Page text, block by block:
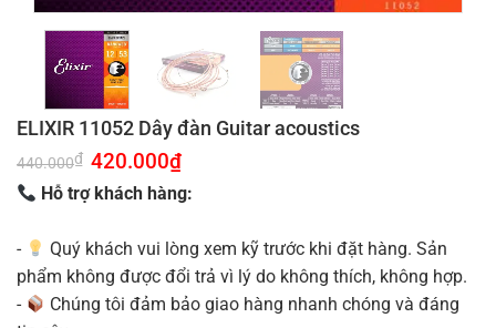
ELIXIR 11052 Dây đàn Guitar acoustics
440.000₫ Giá
gốc
là:
440.000₫.
420.000₫Giá
tại
là:
Hỗ trợ khách hàng:
-
Quý khách vui lòng xem kỹ trước khi đặt hàng. Sản
phẩm không được đổi trả vì lý do không thích, không hợp.
-
Chúng tôi đảm bảo giao hàng nhanh chóng và đáng